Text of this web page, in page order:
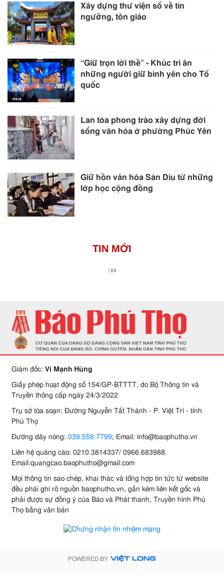
Xây dựng thư viện số về tín
ngưỡng, tôn giáo
“Giữ trọn lời thề” - Khúc tri ân
những người giữ bình yên cho Tổ
quốc
Lan tỏa phong trào xây dựng đời
sống văn hóa ở phường Phúc Yên
Giữ hồn văn hóa Sán Dìu từ những
lớp học cộng đồng
TIN MỚI
Giám đốc: Vi Mạnh Hùng
Giấy phép hoạt động số 154/GP-BTTTT, do Bộ Thông tin và
Truyền thông cấp ngày 24/3/2022
Trụ sở tòa soạn: Đường Nguyễn Tất Thành - P. Việt Trì - tỉnh
Phú Thọ
Đường dây nóng: 039.558.7799; Email: info@baophutho.vn
Liên hệ quảng cáo: 0210.3814337/ 0966.683988.
Email:quangcao.baophutho@gmail.com
Mọi thông tin sao chép, khai thác và tổng hợp tin tức từ website
đều phải ghi rõ nguồn baophutho.vn, gắn kèm liên kết gốc và
phải được sự đồng ý của Báo và Phát thanh, Truyền hình Phú
Thọ bằng văn bản
POWERED BY